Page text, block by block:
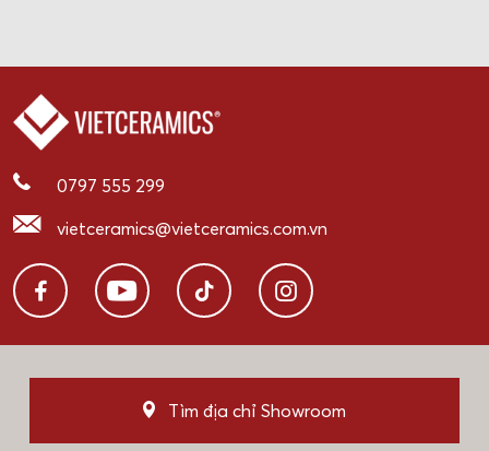
0797 555 299
vietceramics@vietceramics.com.vn
Tìm địa chỉ Showroom